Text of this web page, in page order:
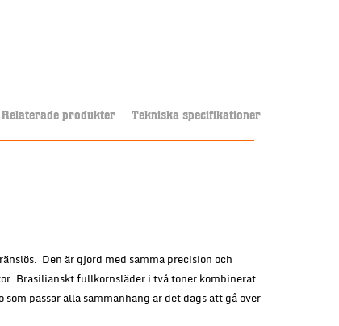
Relaterade produkter Tekniska specifikationer
Den är gjord med samma precision och
Brasilianskt fullkornsläder i två toner kombinerat
passar alla sammanhang är det dags att gå över